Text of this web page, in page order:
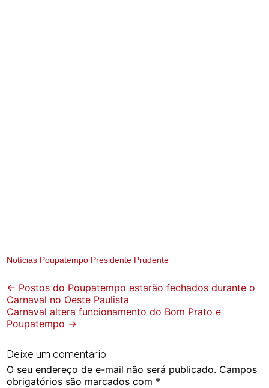
Notícias Poupatempo Presidente Prudente
Post
navigation
← Postos do Poupatempo estarão fechados durante o
Carnaval no Oeste Paulista
Carnaval altera funcionamento do Bom Prato e
Poupatempo →
Deixe um comentário
O seu endereço de e-mail não será publicado. Campos
obrigatórios são marcados com *